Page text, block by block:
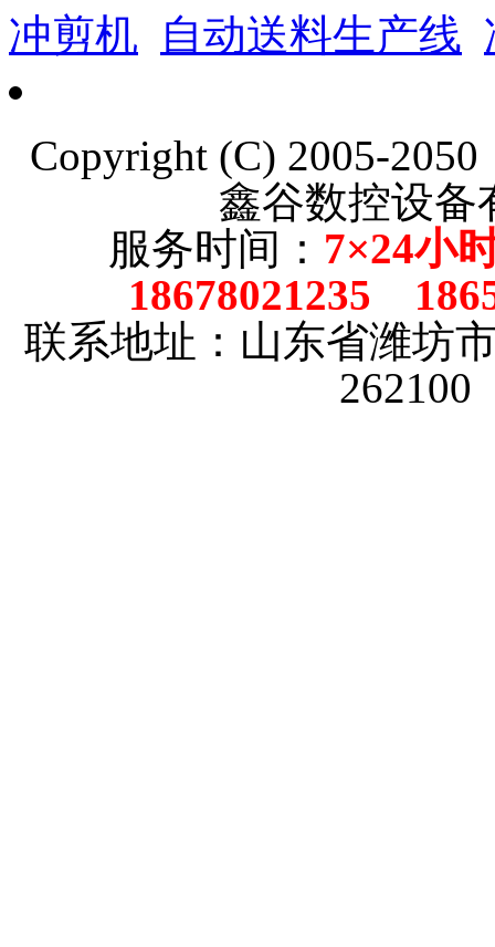
冲剪机
自动送料生产线
Copyright (C) 2005-
鑫谷数控设
服务时间： 7×24小
18678021235
联系地址：山东省潍坊